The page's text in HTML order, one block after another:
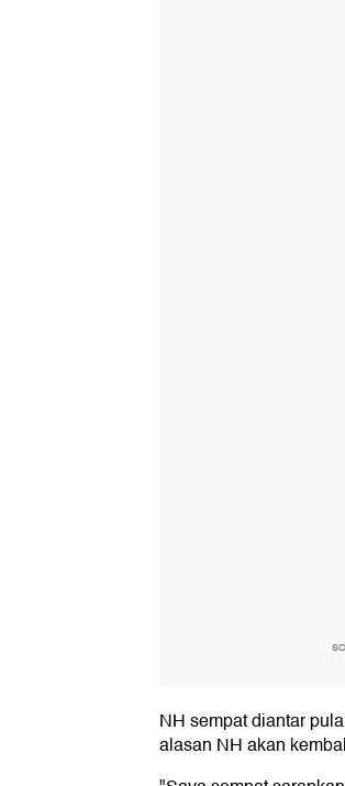
NH sempat diantar
alasan NH akan